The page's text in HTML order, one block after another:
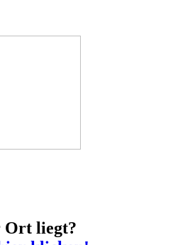
Ort liegt?